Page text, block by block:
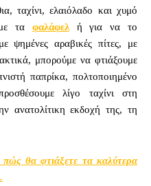
ταχίνι, ελαιόλαδο και χυμό
τα φαλάφελή για να το
ψημένες αραβικές πίτες, με
μπορούμε να φτιάξουμε
παπρίκα, πολτοποιημένο
λίγο ταχίνι στη
ανατολίτικη εκδοχή της, τη
θα φτιάξετε τα καλύτερα